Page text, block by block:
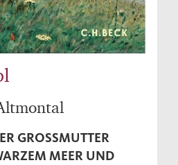
GROSSMUTTER Z
MEER UND K